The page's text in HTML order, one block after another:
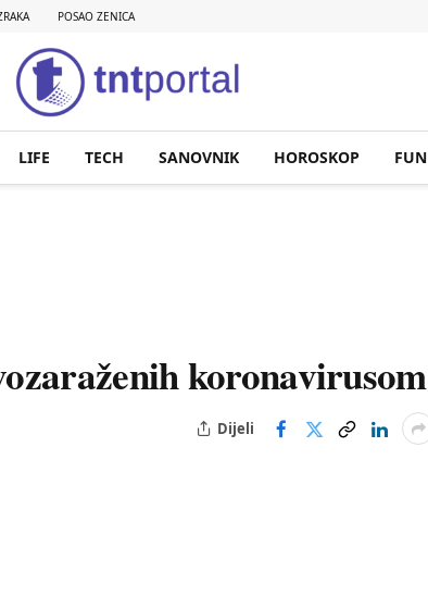
POSAO ZENICA
LIFE TECH SANOVNIK HOROSKOP FUN
koronavirusom
Dijeli